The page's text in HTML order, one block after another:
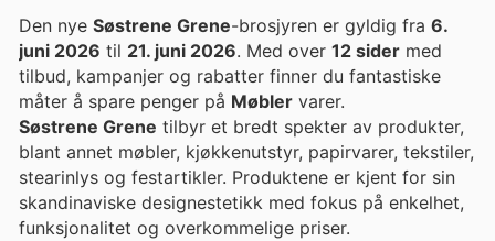
Den nye Søstrene Grene-brosjyren er gyldig fra 6.
juni 2026 til 21. juni 2026. Med over 12 sider med
tilbud, kampanjer og rabatter finner du fantastiske
måter å spare penger på Møbler varer.
Søstrene Grene tilbyr et bredt spekter av produkter,
blant annet møbler, kjøkkenutstyr, papirvarer, tekstiler,
stearinlys og festartikler. Produktene er kjent for sin
skandinaviske designestetikk med fokus på enkelhet,
funksjonalitet og overkommelige priser.